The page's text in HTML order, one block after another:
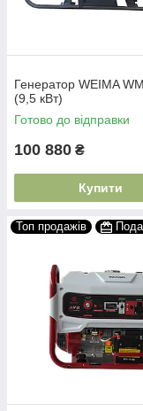
Генератор WEIMA
(9,5 кВт)
Готово до відправки
100 880 ₴
Купити
Топ продажів